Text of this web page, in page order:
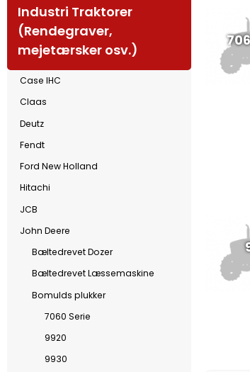
Industri Traktorer
(Rendegraver,
mejetærsker osv.)
Case IHC
Claas
Deutz
Fendt
Ford New Holland
Hitachi
JCB
John Deere
Bæltedrevet Dozer
Bæltedrevet Læssemaskine
Bomulds plukker
7060 Serie
9920
9930